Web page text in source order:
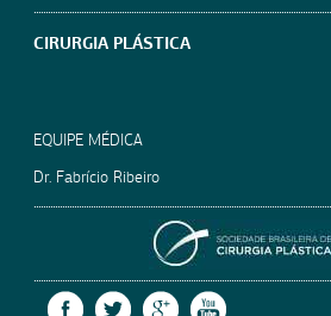
CIRURGIA PLÁSTICA
EQUIPE MÉDICA
Dr. Fabrício Ribeiro
FACEBOOKTWITTERGOOGLE +